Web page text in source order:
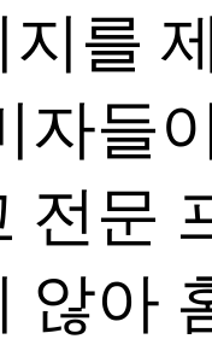
를
자들
전문
않아